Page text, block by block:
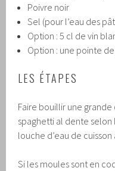
Poivre noir
Sel (pour l’eau des
Option : 5 cl de vin
Option : une pointe
LES ÉTAPES
Faire bouillir une grande
spaghetti al dente
louche d’eau de cuisson
Si les moules sont en